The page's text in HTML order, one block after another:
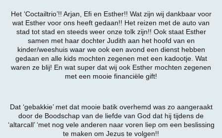
Het ‘Coctailtrio’!! Arjan, Efi en Esther!! Wat zijn wij dankbaar voor
wat Esther voor ons heeft gedaan!! Het reizen met de auto van
stad tot stad en steeds weer onze tolk zijn!! Ook staat Esther
samen met haar dochter Judith aan het hoofd van en
kinder/weeshuis waar we ook een avond een dienst hebben
gedaan en alle kids mochten zegenen met een kadootje. Wat
waren ze blij! En wat super dat wij ook Esther mochten zegenen
met een mooie financiële gift!
Dat ‘gebakkie’ met dat mooie batik overhemd was zo aangeraakt
door de Boodschap van de liefde van God dat hij tijdens de
‘altarcall’ ‘met nog vele anderen naar voren liep om een beslissing
te maken om Jezus te volgen!!